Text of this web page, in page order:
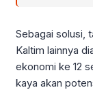
Sebagai solusi,
Kaltim lainnya
ekonomi ke 12
kaya akan